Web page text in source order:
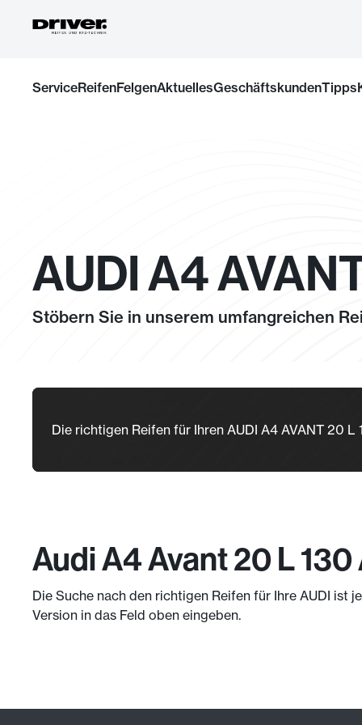
InhaltServiceReifenFelgenAktuellesGeschäftskundenTipps
AUDI A4
Stöbern Sie in unserem umfangreichen
Die richtigen Reifen für Ihren AUDI A4 AVANT 20 L
Audi A4 Avant 20 L
Die Suche nach den richtigen Reifen für Ihre AUDI ist
Version in das Feld oben eingeben.